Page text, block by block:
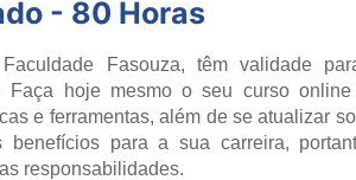
- 80 Horas
Fasouza, têm validade
Faça hoje mesmo o seu curso
e ferramentas, além de se atualizar
benefícios para a sua carreira,
responsabilidades.